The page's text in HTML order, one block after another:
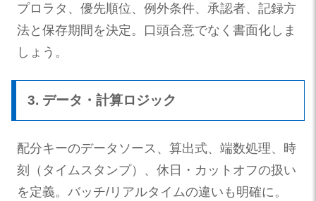
プロラタ、優先順位、例外条件、承認者、記録方
法と保存期間を決定。口頭合意でなく書面化しま
しょう。
3. データ・計算ロジック
配分キーのデータソース、算出式、端数処理、時
刻（タイムスタンプ）、休日・カットオフの扱い
を定義。バッチ/リアルタイムの違いも明確に。